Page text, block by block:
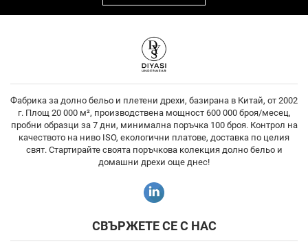
Фабрика за долно бельо и плетени дрехи, базирана в Китай, от 2002
г. Площ 20 000 м², производствена мощност 600 000 броя/месец,
пробни образци за 7 дни, минимална поръчка 100 броя. Контрол на
качеството на ниво ISO, екологични платове, доставка по целия
свят. Стартирайте своята поръчкова колекция долно бельо и
домашни дрехи още днес!
СВЪРЖЕТЕ СЕ С НАС